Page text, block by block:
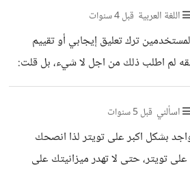
عند الطرق، لكن الاحتكاك لا يمكن
بدلاً من تصوير الأمر وكأنه كشف
الأفضل تقديمه كإضافة للمعلومة، وليس
كنقض لمفهوم شائع. الاحتكاك لا يزال يلعب دورًا مهمًا في تسخين
اللغة العربية قبل 4 سنوات
ترك تعليق إيجابي أو تقييم
لم اطلب ذلك من اجل لا شيء، بل قلت:
استمر في هذا النوع من المساهمات..."
ما اذا كان هناك اشخاص يحبون هذا
و يريدون مني الإستمرار في نشرها ام لا، لم
اطلبه لأعلم ما اذا كانت المساهمه جيده ام لا. الأباخس: الأصابع
اسألني قبل 5 سنوات
بشكل اكبر على تويتر لذا انصحك
تويتر، حتى لا تهدر ميزانيتك على